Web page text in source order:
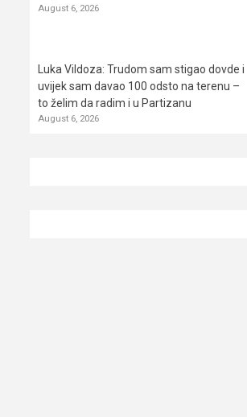
August 6, 2026
Luka Vildoza: Trudom sam stigao dovde i
uvijek sam davao 100 odsto na terenu –
to želim da radim i u Partizanu
August 6, 2026